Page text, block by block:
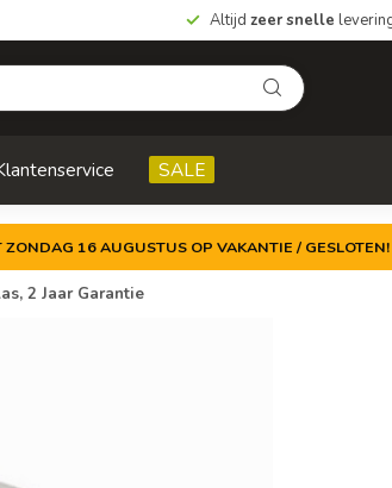
Altijd zeer snelle
SALE
16 AUGUSTUS OP VAKANTIE /
2 Jaar Garantie